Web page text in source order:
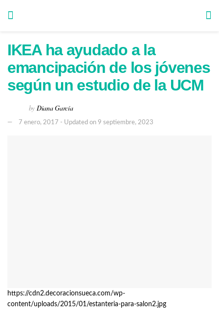
IKEA ha ayudado a la
emancipación de los jóvenes
según un estudio de la UCM
by Diana García
7 enero, 2017 - Updated on 9 septiembre, 2023
https://cdn2.decoracionsueca.com/wp-
content/uploads/2015/01/estanteria-para-salon2.jpg